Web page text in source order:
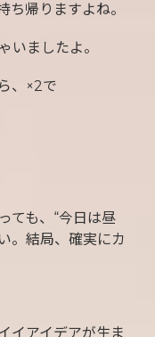
ち帰りますよね。
いましたよ。
、×2で
ても、“今日は昼
。結局、確実にカ
イアイデアが生ま